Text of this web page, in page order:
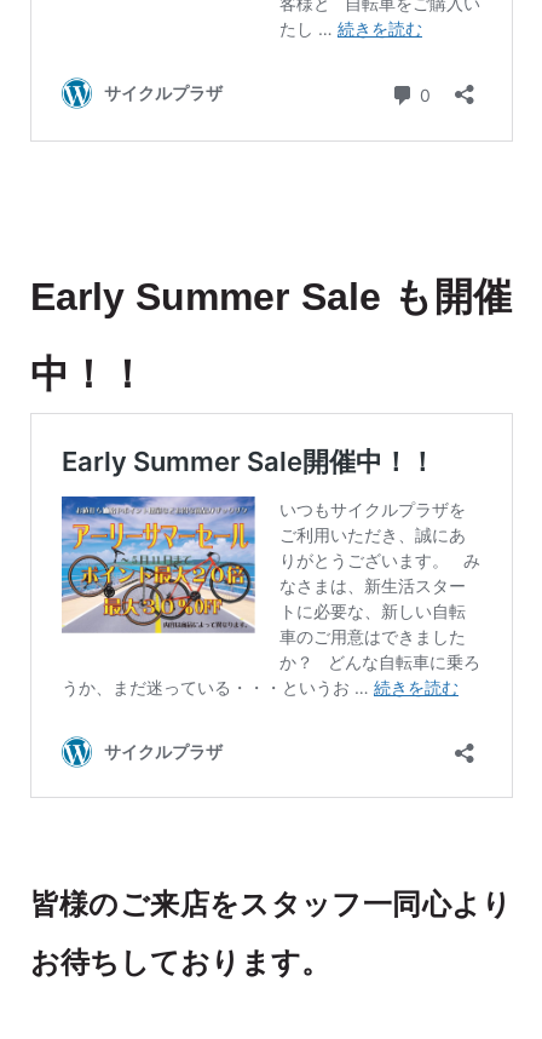
Early Summer Sale も開催
中！！
皆様のご来店をスタッフ一同心より
お待ちしております。